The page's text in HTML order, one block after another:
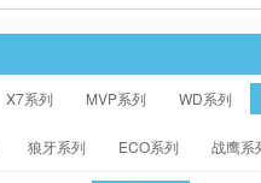
X7系列 MVP系列 WD系列
狼牙系列 ECO系列 战鹰系